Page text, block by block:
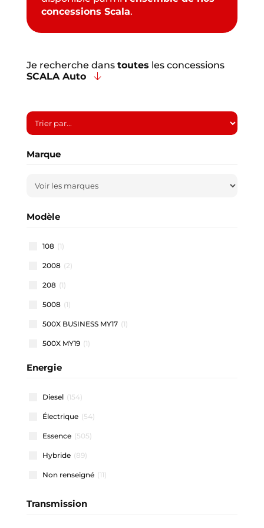
concessions Scala.
Je recherche dans toutes les concessions
SCALA Auto
Marque
Modèle
108 (1)
2008 (2)
208 (1)
5008 (1)
500X BUSINESS MY17 (1)
500X MY19 (1)
500X MY22
911 CARRERA COUPE
A1 ALLSTREET
A1 SPORTBACK
A3 ALLSTREET
A3 BERLINE (1)
A3 SPORTBACK
Energie
Diesel (154)
Électrique (54)
Essence (505)
Hybride (89)
Non renseigné (11)
Transmission